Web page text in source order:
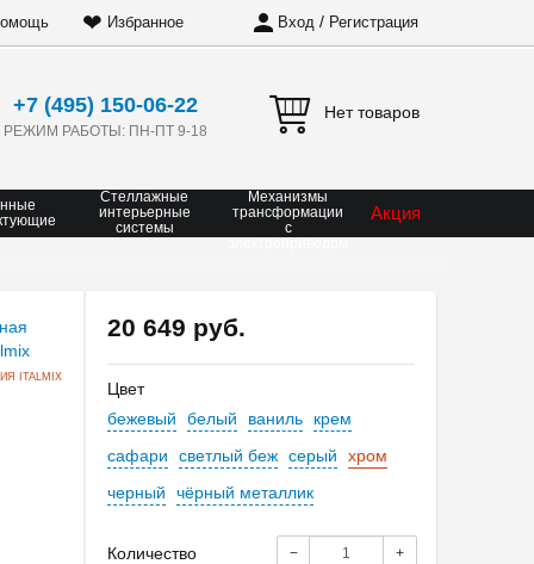
❤ Избранное Вход / Регистрация
+7 (495) 150-06-22
РЕЖИМ РАБОТЫ: ПН-ПТ 9-18
Нет товаров
Стеллажные
интерьерные
системы
Механизмы
трансформации
с
Акция
ITALMIX
20 649 руб.
Цвет
бежевый
белый ваниль
крем
сафари
светлый беж серый
хром
черный
чёрный металлик
Количество − +